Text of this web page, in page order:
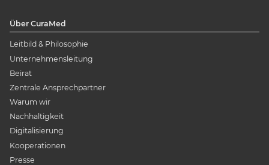
Über CuraMed
Leitbild & Philosophie
Unternehmensleitung
Beirat
Zentrale Ansprechpartner
Warum wir
Nachhaltigkeit
Digitalisierung
Kooperationen
Presse